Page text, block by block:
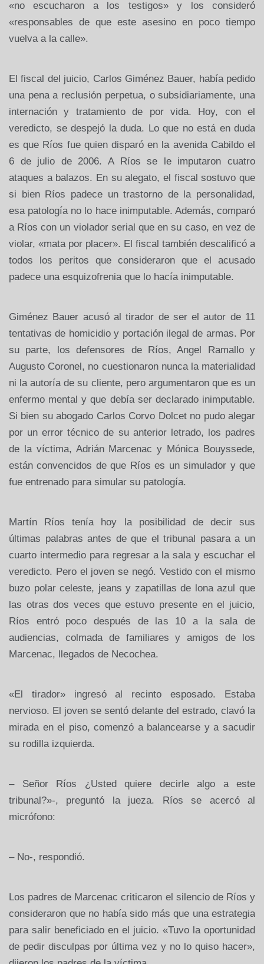
«no escucharon a los testigos» y los consideró
«responsables de que este asesino en poco tiempo
vuelva a la calle».
El fiscal del juicio, Carlos Giménez Bauer, había pedido
una pena a reclusión perpetua, o subsidiariamente, una
internación y tratamiento de por vida. Hoy, con el
veredicto, se despejó la duda. Lo que no está en duda
es que Ríos fue quien disparó en la avenida Cabildo el
6 de julio de 2006. A Ríos se le imputaron cuatro
ataques a balazos. En su alegato, el fiscal sostuvo que
si bien Ríos padece un trastorno de la personalidad,
esa patología no lo hace inimputable. Además, comparó
a Ríos con un violador serial que en su caso, en vez de
violar, «mata por placer». El fiscal también descalificó a
todos los peritos que consideraron que el acusado
padece una esquizofrenia que lo hacía inimputable.
Giménez Bauer acusó al tirador de ser el autor de 11
tentativas de homicidio y portación ilegal de armas. Por
su parte, los defensores de Ríos, Angel Ramallo y
Augusto Coronel, no cuestionaron nunca la materialidad
ni la autoría de su cliente, pero argumentaron que es un
enfermo mental y que debía ser declarado inimputable.
Si bien su abogado Carlos Corvo Dolcet no pudo alegar
por un error técnico de su anterior letrado, los padres
de la víctima, Adrián Marcenac y Mónica Bouyssede,
están convencidos de que Ríos es un simulador y que
fue entrenado para simular su patología.
Martín Ríos tenía hoy la posibilidad de decir sus
últimas palabras antes de que el tribunal pasara a un
cuarto intermedio para regresar a la sala y escuchar el
veredicto. Pero el joven se negó. Vestido con el mismo
buzo polar celeste, jeans y zapatillas de lona azul que
las otras dos veces que estuvo presente en el juicio,
Ríos entró poco después de las 10 a la sala de
audiencias, colmada de familiares y amigos de los
Marcenac, llegados de Necochea.
«El tirador» ingresó al recinto esposado. Estaba
nervioso. El joven se sentó delante del estrado, clavó la
mirada en el piso, comenzó a balancearse y a sacudir
su rodilla izquierda.
– Señor Ríos ¿Usted quiere decirle algo a este
tribunal?»-, preguntó la jueza. Ríos se acercó al
micrófono:
– No-, respondió.
Los padres de Marcenac criticaron el silencio de Ríos y
consideraron que no había sido más que una estrategia
para salir beneficiado en el juicio. «Tuvo la oportunidad
de pedir disculpas por última vez y no lo quiso hacer»,